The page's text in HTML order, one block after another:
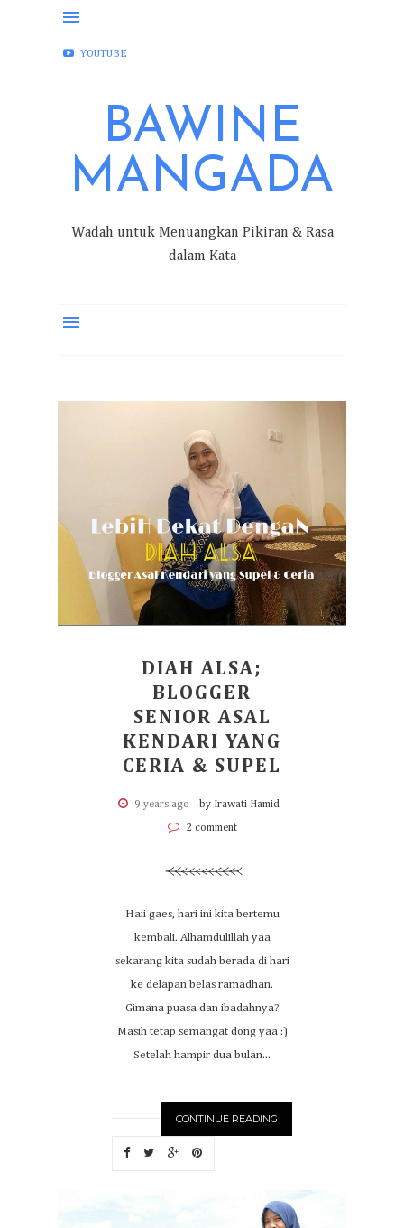
FACEBOOK
YOUTUBE
BAWINE
MANGADA
Wadah untuk Menuangkan Pikiran & Rasa
dalam Kata
DIAH ALSA;
BLOGGER
SENIOR ASAL
KENDARI YANG
CERIA & SUPEL
9 years ago by Irawati Hamid
2 comment
Haii gaes, hari ini kita bertemu
kembali. Alhamdulillah yaa
sekarang kita sudah berada di hari
ke delapan belas ramadhan.
Gimana puasa dan ibadahnya?
Masih tetap semangat dong yaa :)
Setelah hampir dua bulan...
CONTINUE READING